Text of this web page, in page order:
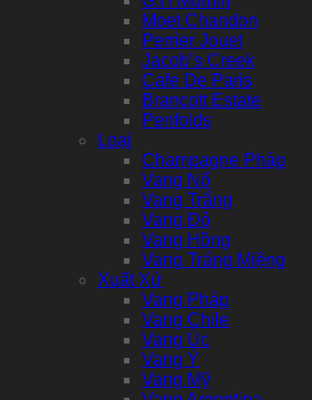
Moet Chandon
Perrier Jouet
Jacob’s Creek
Cafe De Paris
Brancott Estate
Penfolds
Loại
Champagne Pháp
Vang Nổ
Vang Trắng
Vang Đỏ
Vang Hồng
Vang Tráng Miệng
Xuất Xứ
Vang Pháp
Vang Chile
Vang Úc
Vang Ý
Vang Mỹ